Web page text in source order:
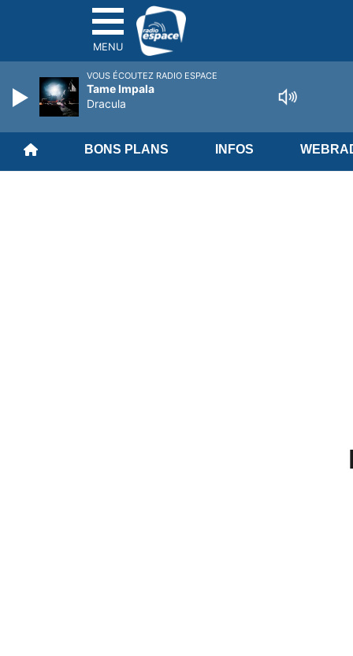
MENU
BONS PLANS INFOS
VOUS ÉCOUTEZ RADIO ESPACE
Tame Impala
Dracula